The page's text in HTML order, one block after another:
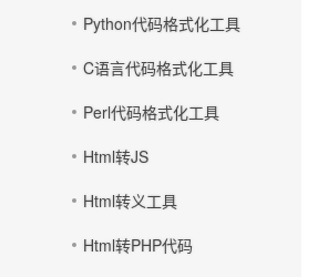
Python代码格式化工具
C语言代码格式化工具
Perl代码格式化工具
Html转JS
Html转义工具
Html转PHP代码